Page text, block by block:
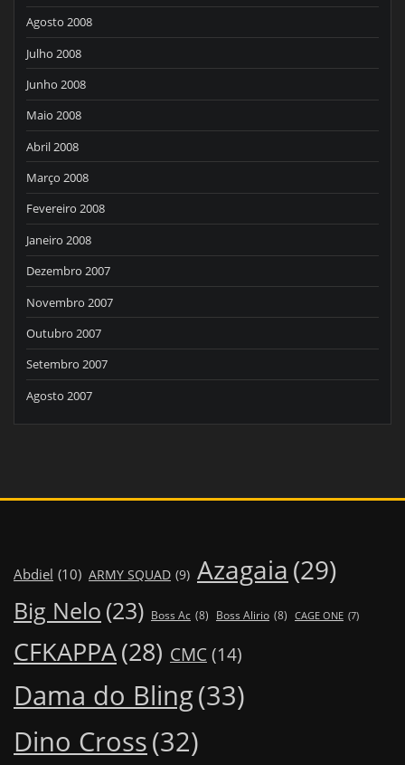
Agosto 2008
Julho 2008
Junho 2008
Maio 2008
Abril 2008
Março 2008
Fevereiro 2008
Janeiro 2008
Dezembro 2007
Novembro 2007
Outubro 2007
Setembro 2007
Agosto 2007
Abdiel (10) ARMY SQUAD (9) Azagaia (29)
Big Nelo (23) Boss Ac (8) Boss Alirio (8) CAGE ONE (7)
CFKAPPA(28) CMC (14)
Dama do Bling(33)
Dino Cross(32)